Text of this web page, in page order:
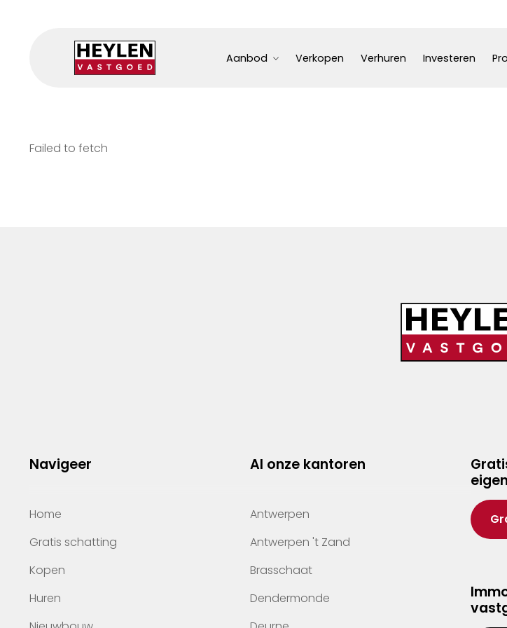
Aanbod Verkopen Verhuren Investeren
Failed to fetch
Navigeer
Home
Gratis schatting
Kopen
Huren
Al onze kantoren
Antwerpen
Antwerpen 't Zand
Brasschaat
Dendermonde